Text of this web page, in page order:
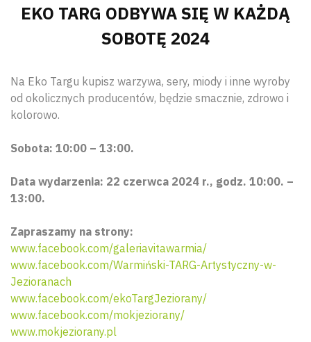
EKO TARG ODBYWA SIĘ W KAŻDĄ
SOBOTĘ 2024
Na Eko Targu kupisz warzywa, sery, miody i inne wyroby
od okolicznych producentów, będzie smacznie, zdrowo i
kolorowo.
Sobota: 10:00 – 13:00.
Data wydarzenia: 22 czerwca 2024 r., godz. 10:00. –
13:00.
Zapraszamy na strony:
www.facebook.com/galeriavitawarmia/
www.facebook.com/Warmiński-TARG-Artystyczny-w-
Jezioranach
www.facebook.com/ekoTargJeziorany/
www.facebook.com/mokjeziorany/
www.mokjeziorany.pl